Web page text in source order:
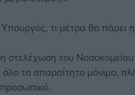
τι μέτρα θα πάρει
στελέχωση του
όλο το απαραίτητο μόνιμο,